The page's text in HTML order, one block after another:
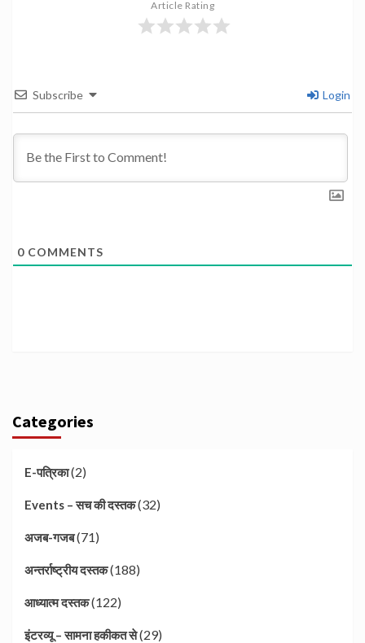
Article Rating
Subscribe Login
0 COMMENTS
Categories
E-पत्रिका(2)
Events – सच की दस्तक(32)
अजब-गजब(71)
अन्तर्राष्ट्रीय दस्तक(188)
आध्यात्म दस्तक(122)
इंटरव्यू – सामना हकीकत से(29)